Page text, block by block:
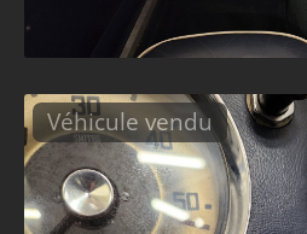
Véhicule vendu